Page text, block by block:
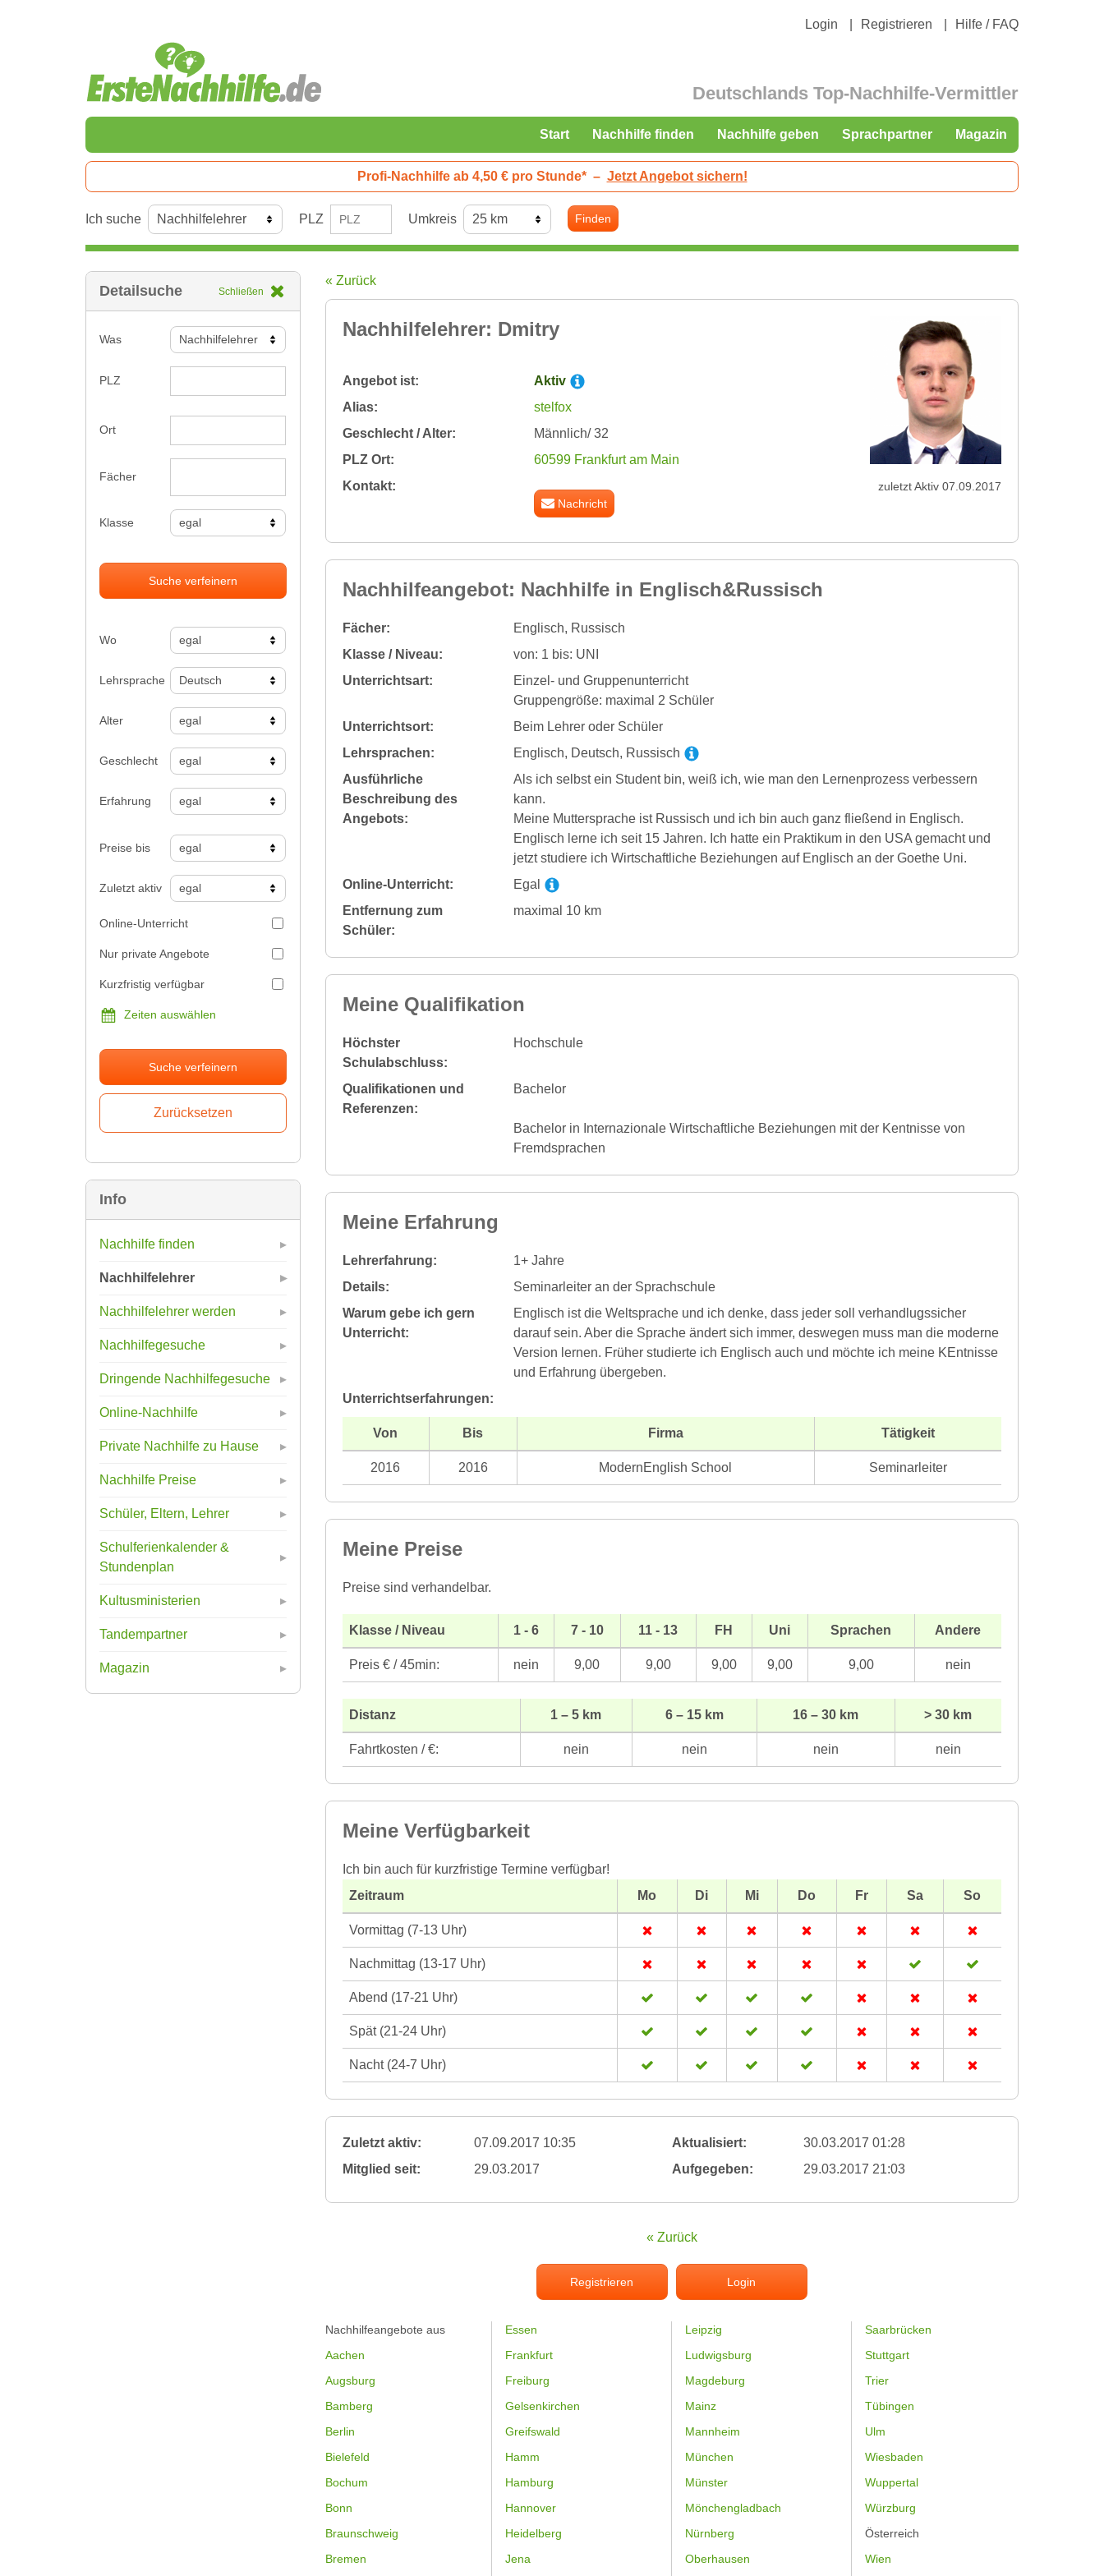
Login Registrieren Hilfe / FAQ
Deutschlands Top-Nachhilfe-Vermittler
Start Nachhilfe finden Nachhilfe geben Sprachpartner Magazin
Profi-Nachhilfe ab 4,50 € pro Stunde* – Jetzt Angebot sichern!
Ich suche PLZ Umkreis Finden
Detailsuche Schließen
Was
PLZ
Ort
Fächer
Klasse
Suche verfeinern
Wo
Lehrsprache
Alter
Geschlecht
Erfahrung
Preise bis
Zuletzt aktiv
Online-Unterricht
Nur private Angebote
Kurzfristig verfügbar
Zeiten auswählen
Suche verfeinern
Info
Nachhilfe finden
Nachhilfelehrer
Nachhilfelehrer werden
Nachhilfegesuche
Dringende Nachhilfegesuche
Online-Nachhilfe
Private Nachhilfe zu Hause
Nachhilfe Preise
Schüler, Eltern, Lehrer
Schulferienkalender &
Stundenplan
Kultusministerien
Tandempartner
Magazin
« Zurück
Nachhilfelehrer: Dmitry
Angebot ist:
Aktiv
Alias:
stelfox
Geschlecht / Alter:
Männlich/ 32
PLZ Ort:
60599 Frankfurt am Main
Kontakt:
Nachricht
zuletzt Aktiv 07.09.2017
Nachhilfeangebot: Nachhilfe in Englisch&Russisch
Fächer:
Englisch, Russisch
Klasse / Niveau:
von: 1 bis: UNI
Unterrichtsart:
Einzel- und Gruppenunterricht
Gruppengröße: maximal 2 Schüler
Unterrichtsort:
Beim Lehrer oder Schüler
Lehrsprachen:
Englisch, Deutsch, Russisch
Ausführliche
Beschreibung des
Angebots:
Als ich selbst ein Student bin, weiß ich, wie man den Lernenprozess verbessern
kann.
Meine Muttersprache ist Russisch und ich bin auch ganz fließend in Englisch.
Englisch lerne ich seit 15 Jahren. Ich hatte ein Praktikum in den USA gemacht und
jetzt studiere ich Wirtschaftliche Beziehungen auf Englisch an der Goethe Uni.
Online-Unterricht:
Egal
Entfernung zum
Schüler:
maximal 10 km
Meine Qualifikation
Höchster
Schulabschluss:
Hochschule
Qualifikationen und
Referenzen:
Bachelor
Bachelor in Internazionale Wirtschaftliche Beziehungen mit der Kentnisse von
Fremdsprachen
Meine Erfahrung
Lehrerfahrung:
1+ Jahre
Details:
Seminarleiter an der Sprachschule
Warum gebe ich gern
Unterricht:
Englisch ist die Weltsprache und ich denke, dass jeder soll verhandlugssicher
darauf sein. Aber die Sprache ändert sich immer, deswegen muss man die moderne
Version lernen. Früher studierte ich Englisch auch und möchte ich meine KEntnisse
und Erfahrung übergeben.
Unterrichtserfahrungen:
Von Bis Firma Tätigkeit
2016 2016 ModernEnglish School Seminarleiter
Meine Preise
Preise sind verhandelbar.
Klasse / Niveau 1 - 6 7 - 10 11 - 13 FH Uni Sprachen Andere
Preis € / 45min: nein 9,00 9,00 9,00 9,00 9,00 nein
Distanz 1 – 5 km 6 – 15 km 16 – 30 km > 30 km
Fahrtkosten / €: nein nein nein nein
Meine Verfügbarkeit
Ich bin auch für kurzfristige Termine verfügbar!
Zeitraum
Mo Di Mi Do Fr Sa So
Vormittag (7-13 Uhr)
Nachmittag (13-17 Uhr)
Abend (17-21 Uhr)
Spät (21-24 Uhr)
Nacht (24-7 Uhr)
Zuletzt aktiv: 07.09.2017 10:35 Aktualisiert:
30.03.2017 01:28
Mitglied seit:
29.03.2017 Aufgegeben: 29.03.2017 21:03
« Zurück
Registrieren Login
Nachhilfeangebote aus
Aachen
Augsburg
Bamberg
Berlin
Bielefeld
Bochum
Bonn
Braunschweig
Bremen
Essen
Frankfurt
Freiburg
Gelsenkirchen
Greifswald
Hamm
Hamburg
Hannover
Heidelberg
Jena
Leipzig
Ludwigsburg
Magdeburg
Mainz
Mannheim
München
Münster
Mönchengladbach
Nürnberg
Oberhausen
Saarbrücken
Stuttgart
Trier
Tübingen
Ulm
Wiesbaden
Wuppertal
Würzburg
Österreich
Wien